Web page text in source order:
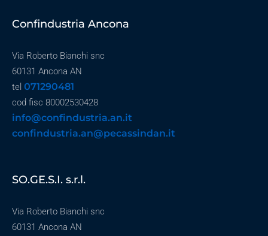
Confindustria Ancona
Via Roberto Bianchi snc
60131 Ancona AN
tel 071290481
cod fisc 80002530428
info@confindustria.an.it
confindustria.an@pecassindan.it
SO.GE.S.I. s.r.l.
Via Roberto Bianchi snc
60131 Ancona AN